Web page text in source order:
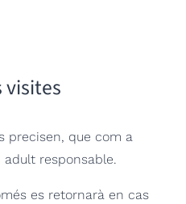
visites
precisen, que com a
responsable.
es retornarà en cas